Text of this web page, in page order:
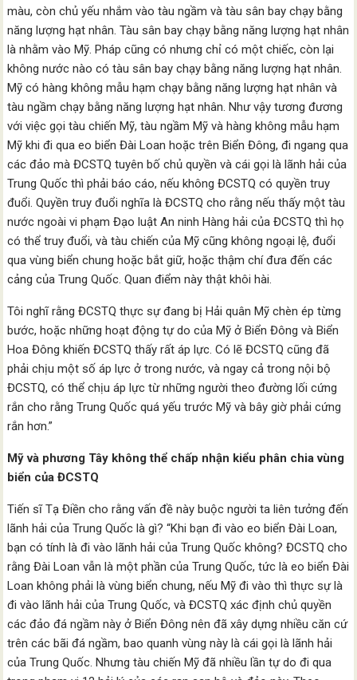
màu, còn chủ yếu nhắm vào tàu ngầm và tàu sân bay chạy bằng
năng lượng hạt nhân. Tàu sân bay chạy bằng năng lượng hạt nhân
là nhằm vào Mỹ. Pháp cũng có nhưng chỉ có một chiếc, còn lại
không nước nào có tàu sân bay chạy bằng năng lượng hạt nhân.
Mỹ có hàng không mẫu hạm chạy bằng năng lượng hạt nhân và
tàu ngầm chạy bằng năng lượng hạt nhân. Như vậy tương đương
với việc gọi tàu chiến Mỹ, tàu ngầm Mỹ và hàng không mẫu hạm
Mỹ khi đi qua eo biển Đài Loan hoặc trên Biển Đông, đi ngang qua
các đảo mà ĐCSTQ tuyên bố chủ quyền và cái gọi là lãnh hải của
Trung Quốc thì phải báo cáo, nếu không ĐCSTQ có quyền truy
đuổi. Quyền truy đuổi nghĩa là ĐCSTQ cho rằng nếu thấy một tàu
nước ngoài vi phạm Đạo luật An ninh Hàng hải của ĐCSTQ thì họ
có thể truy đuổi, và tàu chiến của Mỹ cũng không ngoại lệ, đuổi
qua vùng biển chung hoặc bắt giữ, hoặc thậm chí đưa đến các
cảng của Trung Quốc. Quan điểm này thật khôi hài.
Tôi nghĩ rằng ĐCSTQ thực sự đang bị Hải quân Mỹ chèn ép từng
bước, hoặc những hoạt động tự do của Mỹ ở Biển Đông và Biển
Hoa Đông khiến ĐCSTQ thấy rất áp lực. Có lẽ ĐCSTQ cũng đã
phải chịu một số áp lực ở trong nước, và ngay cả trong nội bộ
ĐCSTQ, có thể chịu áp lực từ những người theo đường lối cứng
rắn cho rằng Trung Quốc quá yếu trước Mỹ và bây giờ phải cứng
rắn hơn.”
Mỹ và phương Tây không thể chấp nhận kiểu phân chia vùng
biển của ĐCSTQ
Tiến sĩ Tạ Điền cho rằng vấn đề này buộc người ta liên tưởng đến
lãnh hải của Trung Quốc là gì? “Khi bạn đi vào eo biển Đài Loan,
bạn có tính là đi vào lãnh hải của Trung Quốc không? ĐCSTQ cho
rằng Đài Loan vẫn là một phần của Trung Quốc, tức là eo biển Đài
Loan không phải là vùng biển chung, nếu Mỹ đi vào thì thực sự là
đi vào lãnh hải của Trung Quốc, và ĐCSTQ xác định chủ quyền
các đảo đá ngầm này ở Biển Đông nên đã xây dựng nhiều căn cứ
trên các bãi đá ngầm, bao quanh vùng này là cái gọi là lãnh hải
của Trung Quốc. Nhưng tàu chiến Mỹ đã nhiều lần tự do đi qua